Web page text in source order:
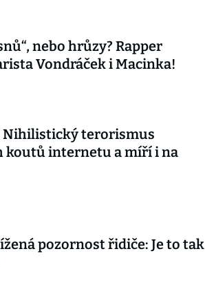
nebo hrůzy? Rapper
Vondráček i Macinka!
Nihilistický terorismus
koutů internetu a míří i na
pozornost řidiče: Je to tak